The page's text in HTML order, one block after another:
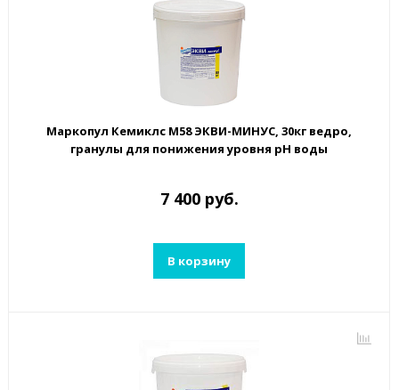
Маркопул Кемиклс М58 ЭКВИ-МИНУС, 30кг ведро,
гранулы для понижения уровня рН воды
7 400 руб.
В корзину